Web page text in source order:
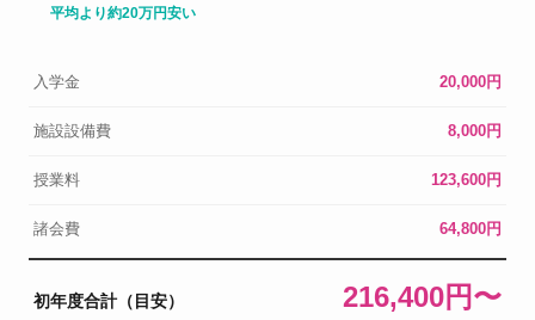
平均より約20万円安い
入学金 20,000円
施設設備費 8,000円
授業料 123,600円
諸会費 64,800円
初年度合計（目安） 216,400円〜